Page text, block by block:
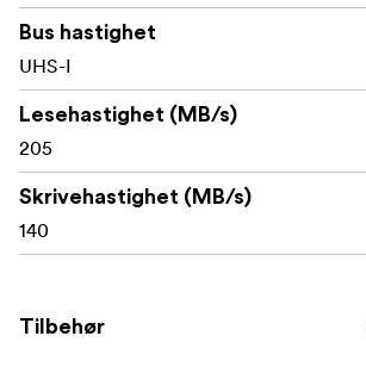
Bus hastighet
UHS-I
Lesehastighet (MB/s)
205
Skrivehastighet (MB/s)
140
Tilbehør